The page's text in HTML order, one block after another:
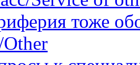
тоже
Other